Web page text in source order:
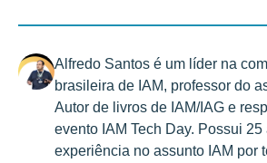
Alfredo Santos é um líder na
brasileira de IAM, professor do
Autor de livros de IAM/IAG e
evento IAM Tech Day. Possui 25
experiência no assunto IAM por